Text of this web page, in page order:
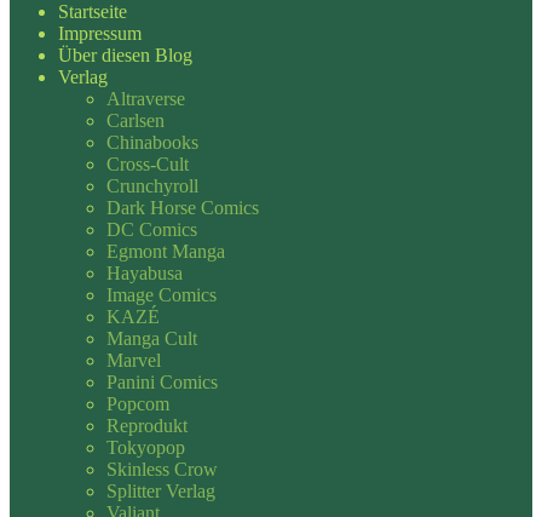
Startseite
Impressum
Über diesen Blog
Verlag
Altraverse
Carlsen
Chinabooks
Cross-Cult
Crunchyroll
Dark Horse Comics
DC Comics
Egmont Manga
Hayabusa
Image Comics
KAZÉ
Manga Cult
Marvel
Panini Comics
Popcom
Reprodukt
Tokyopop
Skinless Crow
Splitter Verlag
Valiant